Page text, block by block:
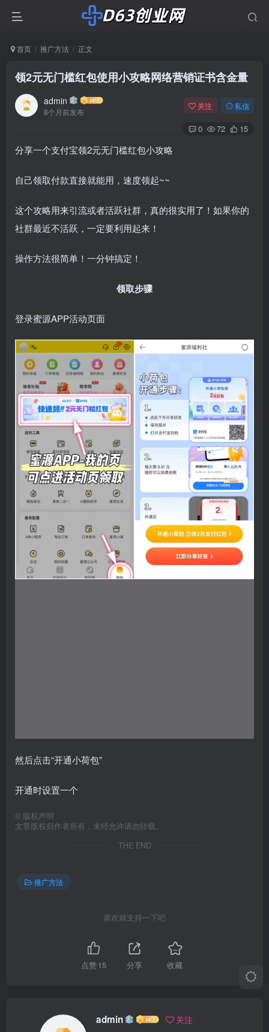
首页 推广方法 正文
领2元无门槛红包使用小攻略网络营销证书含金量
admin
8个月前发布
关注 私信
0 72 15
分享一个支付宝领2元无门槛红包小攻略
自己领取付款直接就能用，速度领起~~
这个攻略用来引流或者活跃社群，真的很实用了！如果你的
社群最近不活跃，一定要利用起来！
操作方法很简单！一分钟搞定！
领取步骤
登录蜜源APP活动页面
然后点击“开通小荷包”
开通时设置一个
© 版权声明
文章版权归作者所有，未经允许请勿转载。
THE END
推广方法
喜欢就支持一下吧
点赞15 分享 收藏
admin 关注